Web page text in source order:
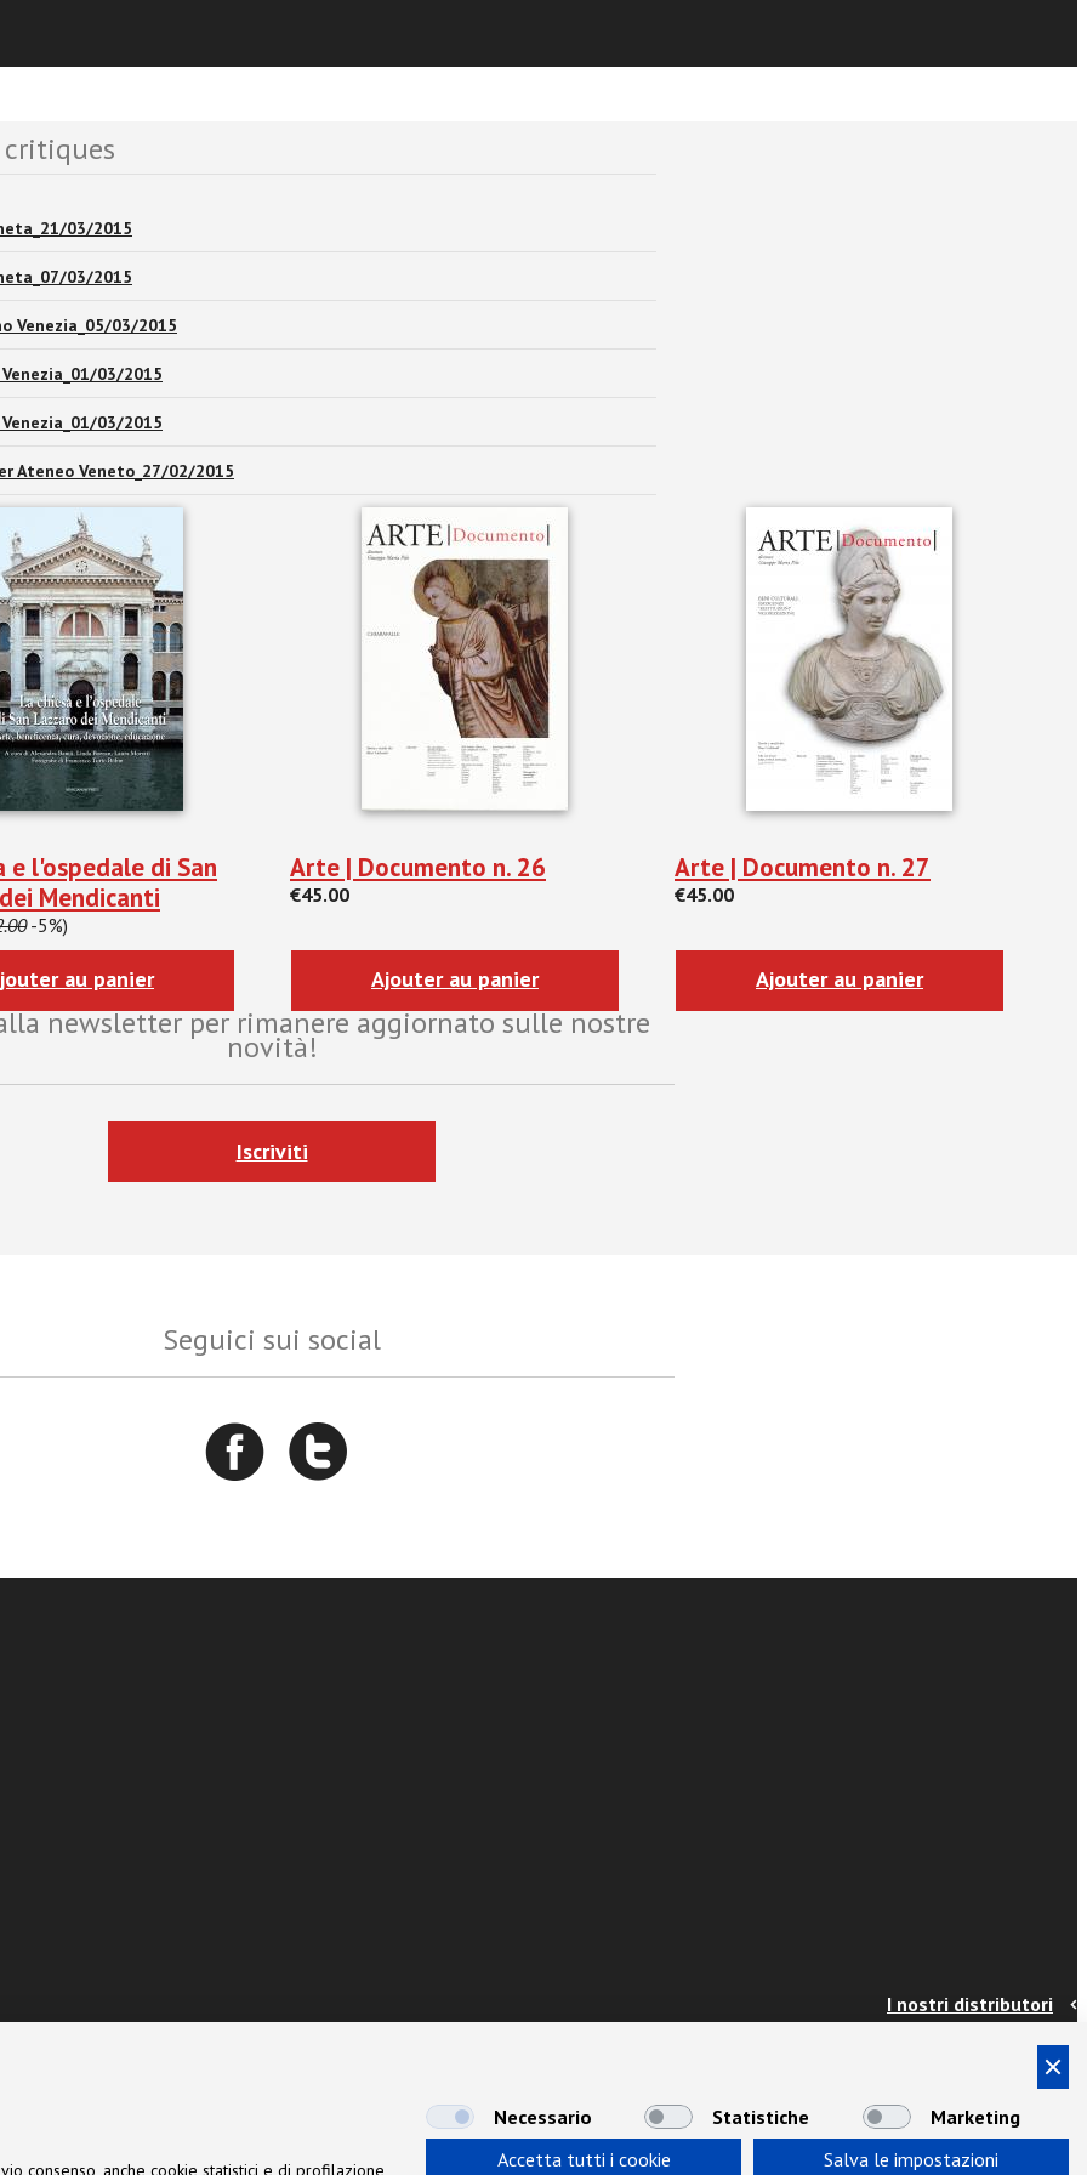
critiques
03/2015
03/2015
Venezia_05/03/2015
03/2015
03/2015
Ateneo Veneto_27/02/2015
e l'ospedale di San
Mendicanti
-5%)
au panier
Arte | Documento n. 26
€45.00
Ajouter au panier
Arte | Documento n. 27
€45.00
Ajouter au panier
newsletter per rimanere aggiornato sulle nostre
novità!
Iscriviti
Seguici sui social
I nostri distributori
Info e spedizioni
Termini e condizioni
Privacy
Area Docenti
consenso, anche cookie statistici e di profilazione,
Necessario Statistiche
Marketing
Accetta tutti i cookie
Salva le impostazioni